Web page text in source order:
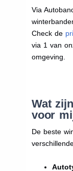
Via
Check de
via 1 van
omgeving.
Wat
voor
De beste